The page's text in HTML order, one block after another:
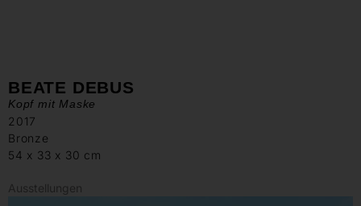
BEATE DEBUS
Kopf mit Maske
2017
Bronze
54 x 33 x 30 cm
Ausstellungen